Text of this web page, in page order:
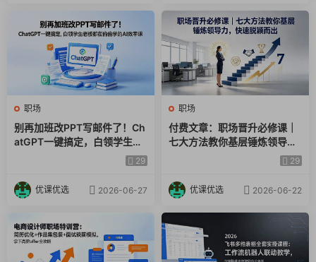
一套商业政策扶持的闭环.mp4
招商盈利模式.mp4
中介思维.mp4
职场
别再加班改PPT写邮件了！Ch
atGPT一键搞定，白领学生老
29
优课优选 2026-06-27
职场
付费文章：职场晋升必修课｜
七大方法教你基层锤炼领导
29
优课优选 2026-06-22